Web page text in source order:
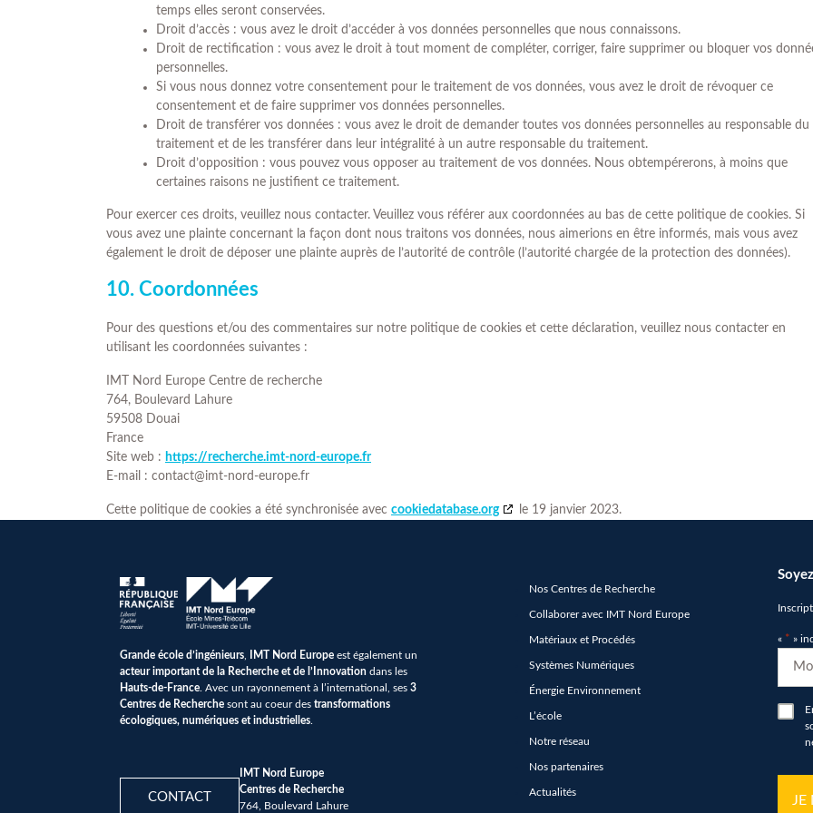
temps elles seront conservées.
Droit d’accès : vous avez le droit d’accéder à vos données personnelles que nous connaissons.
Droit de rectification : vous avez le droit à tout moment de compléter, corriger, faire supprimer ou bloquer vos
personnelles.
Si vous nous donnez votre consentement pour le traitement de vos données, vous avez le droit de révoquer ce
consentement et de faire supprimer vos données personnelles.
Droit de transférer vos données : vous avez le droit de demander toutes vos données personnelles au responsable du
traitement et de les transférer dans leur intégralité à un autre responsable du traitement.
Droit d’opposition : vous pouvez vous opposer au traitement de vos données. Nous obtempérerons, à moins que
certaines raisons ne justifient ce traitement.
Pour exercer ces droits, veuillez nous contacter. Veuillez vous référer aux coordonnées au bas de cette politique de cookies. Si
vous avez une plainte concernant la façon dont nous traitons vos données, nous aimerions en être informés, mais vous avez
également le droit de déposer une plainte auprès de l’autorité de contrôle (l’autorité chargée de la protection des données).
10. Coordonnées
Pour des questions et/ou des commentaires sur notre politique de cookies et cette déclaration, veuillez nous contacter en
utilisant les coordonnées suivantes :
IMT Nord Europe Centre de recherche
764, Boulevard Lahure
59508 Douai
France
Site web : https://recherche.imt-nord-europe.fr
E-mail : contact@imt-nord-europe.fr
Cette politique de cookies a été synchronisée avec cookiedatabase.org le 19 janvier 2023.
Grande école d’ingénieurs IMT Nord Europe est également un
acteur important de la Recherche et de l’Innovation dans les
Hauts-de-France . Avec un rayonnement à l’international, ses 3
Centres de Recherche sont au coeur des transformations
écologiques, numériques et industrielles
CONTACT
IMT Nord Europe
Centres de Recherche
764, Boulevard Lahure
Nos Centres de Recherche
Collaborer avec IMT Nord Europe
Matériaux et Procédés
Systèmes Numériques
Énergie Environnement
L’école
Notre réseau
Nos partenaires
Actualités
« * »
*